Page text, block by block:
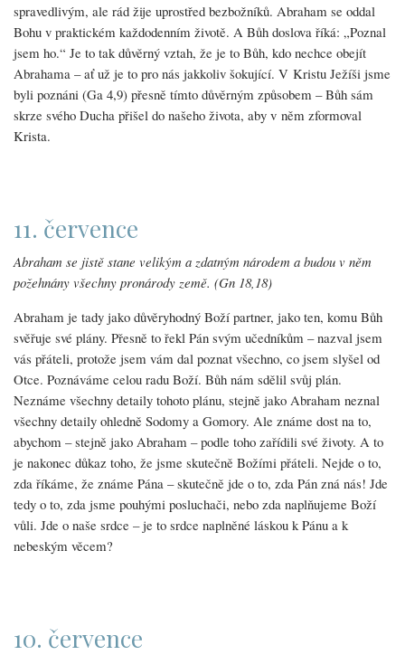
spravedlivým, ale rád žije uprostřed bezbožníků. Abraham se oddal
Bohu v praktickém každodenním životě. A Bůh doslova říká: „Poznal
jsem ho.“ Je to tak důvěrný vztah, že je to Bůh, kdo nechce obejít
Abrahama – ať už je to pro nás jakkoliv šokující. V Kristu Ježíši jsme
byli poznáni (Ga 4,9) přesně tímto důvěrným způsobem – Bůh sám
skrze svého Ducha přišel do našeho života, aby v něm zformoval
Krista.
11. července
Abraham se jistě stane velikým a zdatným národem a budou v něm
požehnány všechny pronárody země. (Gn 18,18)
Abraham je tady jako důvěryhodný Boží partner, jako ten, komu Bůh
svěřuje své plány. Přesně to řekl Pán svým učedníkům – nazval jsem
vás přáteli, protože jsem vám dal poznat všechno, co jsem slyšel od
Otce. Poznáváme celou radu Boží. Bůh nám sdělil svůj plán.
Neznáme všechny detaily tohoto plánu, stejně jako Abraham neznal
všechny detaily ohledně Sodomy a Gomory. Ale známe dost na to,
abychom – stejně jako Abraham – podle toho zařídili své životy. A to
je nakonec důkaz toho, že jsme skutečně Božími přáteli. Nejde o to,
zda říkáme, že známe Pána – skutečně jde o to, zda Pán zná nás! Jde
tedy o to, zda jsme pouhými posluchači, nebo zda naplňujeme Boží
vůli. Jde o naše srdce – je to srdce naplněné láskou k Pánu a k
nebeským věcem?
10. července